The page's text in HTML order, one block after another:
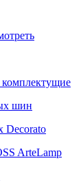
шин
Decorato
ArteLamp